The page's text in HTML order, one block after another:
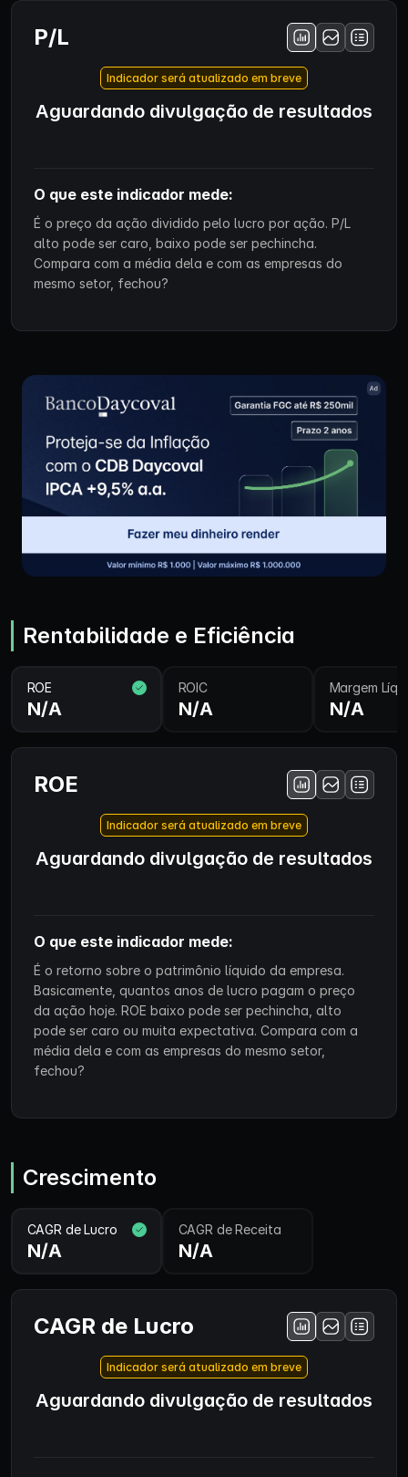
P/L
Indicador será atualizado em breve
Aguardando divulgação de resultados
O que este indicador mede:
É o preço da ação dividido pelo lucro por ação. P/L
alto pode ser caro, baixo pode ser pechincha.
Compara com a média dela e com as empresas do
mesmo setor, fechou?
Rentabilidade e Eficiência
ROE
N/A
ROIC
N/A
Margem
N/A
ROE
Indicador será atualizado em breve
Aguardando divulgação de resultados
O que este indicador mede:
É o retorno sobre o patrimônio líquido da empresa.
Basicamente, quantos anos de lucro pagam o preço
da ação hoje. ROE baixo pode ser pechincha, alto
pode ser caro ou muita expectativa. Compara com a
média dela e com as empresas do mesmo setor,
fechou?
Crescimento
CAGR de Lucro
N/A
CAGR de Receita
N/A
CAGR de Lucro
Indicador será atualizado em breve
Aguardando divulgação de resultados